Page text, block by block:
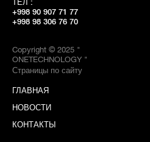
ТЕЛ :
+998 90 907 71 77
+998 98 306 76 70
Copyright © 2025 "
ONETECHNOLOGY "
Страницы по сайту
ГЛАВНАЯ
НОВОСТИ
КОНТАКТЫ